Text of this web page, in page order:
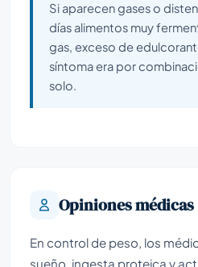
Si aparecen gases o
días alimentos muy
gas, exceso de
síntoma era por
solo.
Opiniones médicas
En control de peso, los
sueño, ingesta proteica y